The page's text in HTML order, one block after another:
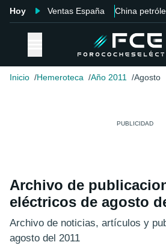
Hoy Ventas España China
Inicio Hemeroteca Año 2011 Agosto
Archivo de
eléctricos de agosto
Archivo de noticias, artículos y
agosto del 2011